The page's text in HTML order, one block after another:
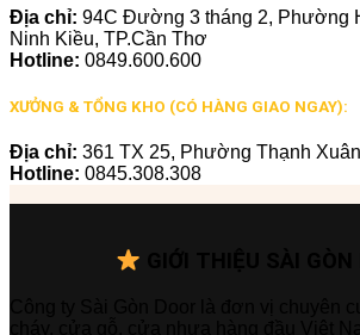
Địa chỉ: 94C Đường 3 tháng 2, Phường
Ninh Kiều, TP.Cần Thơ
Hotline: 0849.600.600
XƯỞNG & TỔNG KHO (CÓ HÀNG GIAO NGAY):
Địa chỉ: 361 TX 25, Phường Thạnh
Hotline: 0845.308.308